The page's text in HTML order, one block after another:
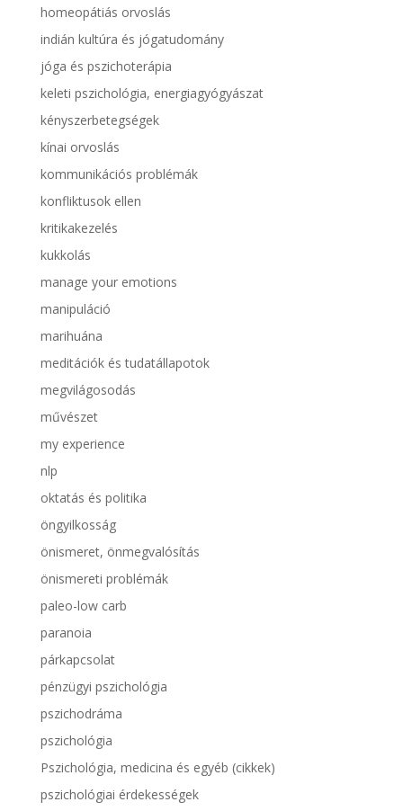
homeopátiás orvoslás
indián kultúra és jógatudomány
jóga és pszichoterápia
keleti pszichológia, energiagyógyászat
kényszerbetegségek
kínai orvoslás
kommunikációs problémák
konfliktusok ellen
kritikakezelés
kukkolás
manage your emotions
manipuláció
marihuána
meditációk és tudatállapotok
megvilágosodás
művészet
my experience
nlp
oktatás és politika
öngyilkosság
önismeret, önmegvalósítás
önismereti problémák
paleo-low carb
paranoia
párkapcsolat
pénzügyi pszichológia
pszichodráma
pszichológia
Pszichológia, medicina és egyéb (cikkek)
pszichológiai érdekességek